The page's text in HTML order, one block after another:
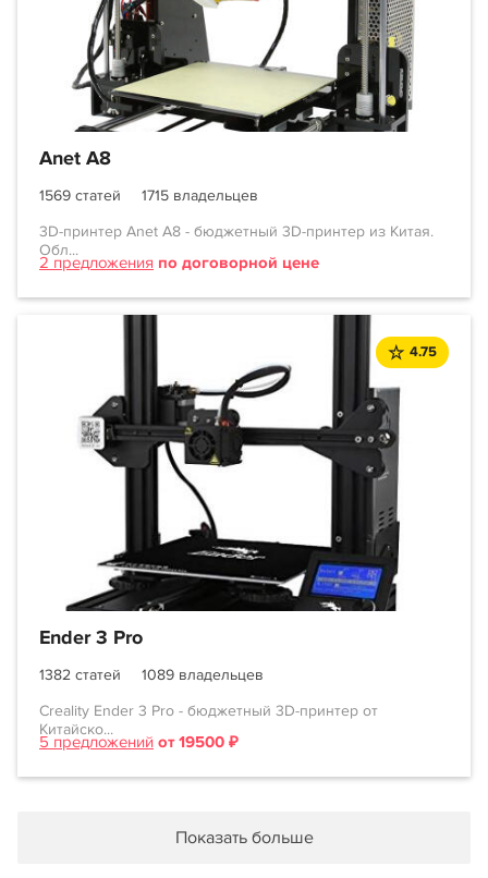
Anet A8
1569 статей
1715 владельцев
3D-принтер Anet A8 - бюджетный 3D-принтер из Китая.
Обл...
2 предложения по договорной цене
4.75
Ender 3 Pro
1382 статей
1089 владельцев
Creality Ender 3 Pro - бюджетный 3D-принтер от
Китайско...
5 предложений от 19500 ₽
Показать больше